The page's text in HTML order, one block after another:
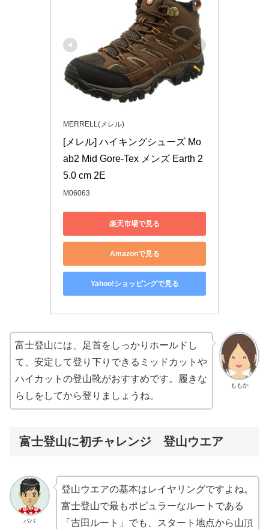
MERRELL(メレル)
[メレル] ハイキングシューズ Mo
ab2 Mid Gore-Tex メンズ Earth 2
5.0 cm 2E
M06063
楽天市場で見る
Amazonで見る
Yahoo!ショッピングで見る
ももか
富士登山には、足首をしっかりホールドし
て、安定して登り下りできるミッドカットや
ハイカットの登山靴がおすすめです。履きな
らしをしてから登りましょうね。
富士登山に初チャレンジ 登山ウエア
パパ
登山ウエアの基本はレイヤリングですよね。
富士登山で最もポピュラーなルートである
「吉田ルート」でも、スタート地点から山頂